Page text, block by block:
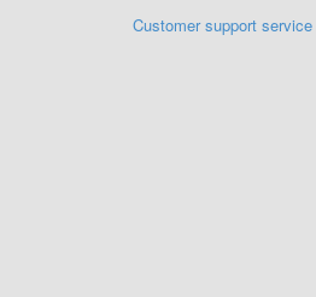
Customer support service